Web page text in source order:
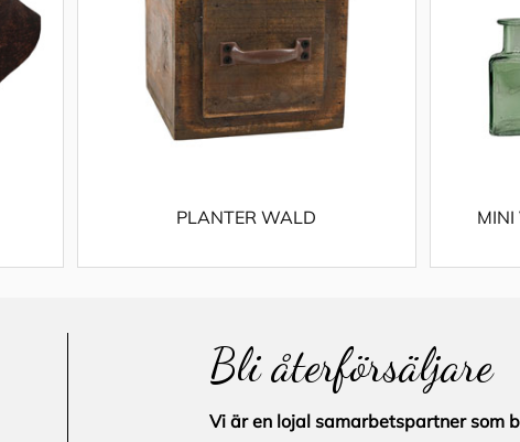
PLANTER WALD MINI
Bli återförsäljare
Vi är en lojal samarbetspartner som